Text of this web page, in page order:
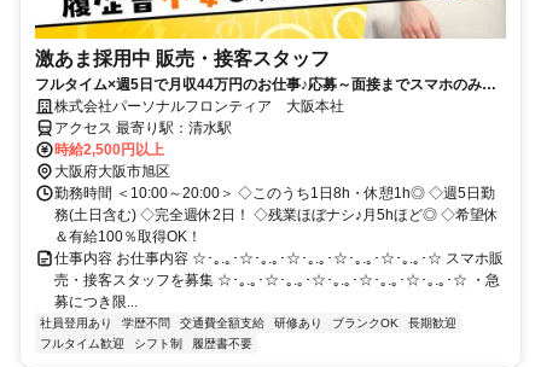
激あま採用中 販売・接客スタッフ
フルタイム×週5日で月収44万円のお仕事♪応募～面接までスマホのみで
完結！履歴書不要◎
株式会社パーソナルフロンティア 大阪本社
アクセス 最寄り駅：清水駅
時給2,500円以上
大阪府大阪市旭区
勤務時間 ＜10:00～20:00＞ ◇このうち1日8h・休憩1h◎ ◇週5日勤
務(土日含む) ◇完全週休2日！ ◇残業ほぼナシ♪月5hほど◎ ◇希望休
＆有給100％取得OK！
仕事内容 お仕事内容 ☆･｡.｡･☆･｡.｡･☆･｡.｡･☆･｡.｡･☆･｡.｡･☆ スマホ販
売・接客スタッフを募集 ☆･｡.｡･☆･｡.｡･☆･｡.｡･☆･｡.｡･☆･｡.｡･☆ ・急
募につき限...
社員登用あり 学歴不問 交通費全額支給 研修あり ブランクOK
長期歓迎
フルタイム歓迎
シフト制 履歴書不要